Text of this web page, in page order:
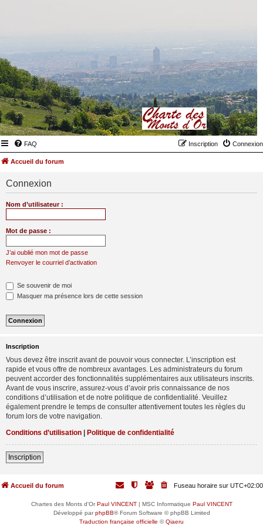
FAQ Connexion
Inscription
Accueil du forum
Connexion
Nom d’utilisateur :
Mot de passe :
J’ai oublié mon mot de passe
Renvoyer le courriel d’activation
Se souvenir de moi
Masquer ma présence lors de cette session
Inscription
Vous devez être inscrit avant de pouvoir vous connecter. L’inscription est
rapide et vous offre de nombreux avantages. Les administrateurs du forum
peuvent accorder des fonctionnalités supplémentaires aux utilisateurs inscrits.
Avant de vous inscrire, assurez-vous d’avoir pris connaissance de nos
conditions d’utilisation et de notre politique de confidentialité. Veuillez
également prendre le temps de consulter attentivement toutes les règles du
forum lors de votre navigation.
Conditions d’utilisation | Politique de confidentialité
Inscription
Accueil du forum Fuseau horaire sur UTC+02:00
Chartes des Monts d'OrPaul VINCENT| MSC Informatique Paul VINCENT
Développé parphpBB® Forum Software © phpBB Limited
Traduction française officielle ©Qiaeru